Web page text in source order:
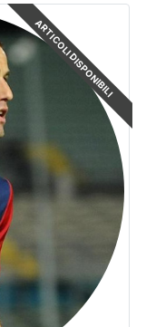
ARTICOLI DISPONIBILI